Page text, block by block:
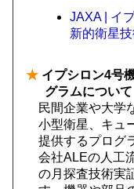
JAXA | イ
新的衛星
★ イプシロン4号
グラムについて
民間企業や大学
小型衛星、キュ
提供するプログ
会社ALEの人工
の月探査技術実